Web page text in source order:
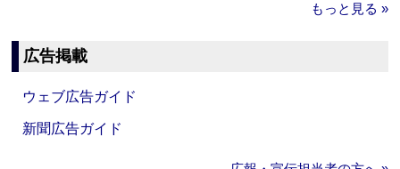
もっと見る »
広告掲載
ウェブ広告ガイド
新聞広告ガイド